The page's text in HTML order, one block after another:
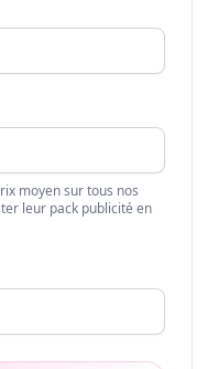
moyen sur tous nos
leur pack publicité en